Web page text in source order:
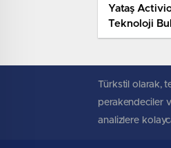
Yataş
Teknoloji
Türkstil olarak,
perakendeciler
analizlere